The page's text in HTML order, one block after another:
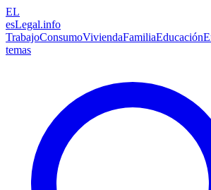
EL
esLegal.info
TrabajoConsumoViviendaFamiliaEducación
temas